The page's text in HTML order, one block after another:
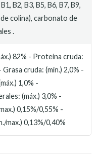
B2, B3, B5, B6, B7, B9,
colina), carbonato de
.
82% - Proteína cruda:
Grasa cruda: (mín.) 2,0% -
1,0% -
(máx.) 3,0% -
0,15%/0,55% -
max.) 0,13%/0,40%